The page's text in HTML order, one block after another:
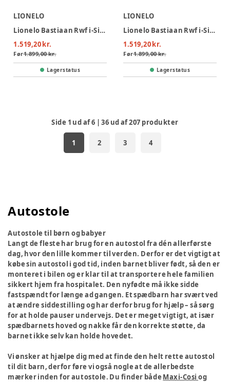
LIONELO
Lionelo Bastiaan Rwf i-Size Autostol - Grey Stone
1.519,20 kr.
Før1.899,00 kr.
Lagerstatus
LIONELO
Lionelo Bastiaan Rwf i-Size Autostol - Red Burgundy
1.519,20 kr.
Før1.899,00 kr.
Lagerstatus
Side 1 ud af6 |36 ud af207 produkter
1 2 3 4
Autostole
Autostole til børn og babyer
Langt de fleste har brug for en autostol fra dén allerførste
dag, hvor den lille kommer til verden. Derfor er det vigtigt at
købe sin autostol i god tid, inden barnet bliver født, så den er
monteret i bilen og er klar til at transportere hele familien
sikkert hjem fra hospitalet. Den nyfødte må ikke sidde
fastspændt for længe ad gangen. Et spædbarn har svært ved
at ændre siddestilling og har derfor brug for hjælp – så sørg
for at holde pauser undervejs. Det er meget vigtigt, at især
spædbarnets hoved og nakke får den korrekte støtte, da
barnet ikke selv kan holde hovedet.
Vi ønsker at hjælpe dig med at finde den helt rette autostol
til dit barn, derfor føre vi også nogle at de allerbedste
mærker inden for autostole. Du finder både Maxi-Cosiog